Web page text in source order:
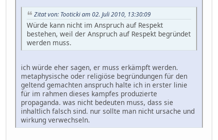
Zitat von: Tooticki am 02. Juli 2010, 13:30:09
Würde kann nicht im Anspruch auf Respekt
bestehen, weil der Anspruch auf Respekt begründet
werden muss.
ich würde eher sagen, er muss erkämpft werden.
metaphysische oder religiöse begründungen für den
geltend gemachten anspruch halte ich in erster linie
für im rahmen dieses kampfes produzierte
propaganda. was nicht bedeuten muss, dass sie
inhaltlich falsch sind. nur sollte man nicht ursache und
wirkung verwechseln.